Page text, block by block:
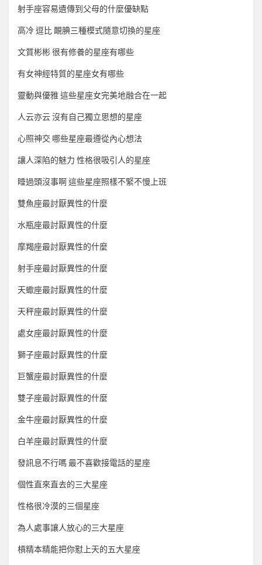
射手座容易遺傳到父母的什麼優缺點
高冷 逗比 靦腆三種模式隨意切換的星座
文質彬彬 很有修養的星座有哪些
有女神經特質的星座女有哪些
靈動與優雅 這些星座女完美地融合在一起
人云亦云 沒有自己獨立思想的星座
心照神交 哪些星座最遵從內心想法
讓人深陷的魅力 性格很吸引人的星座
睡過頭沒事啊 這些星座照樣不緊不慢上班
雙魚座最討厭異性的什麼
水瓶座最討厭異性的什麼
摩羯座最討厭異性的什麼
射手座最討厭異性的什麼
天蠍座最討厭異性的什麼
天秤座最討厭異性的什麼
處女座最討厭異性的什麼
獅子座最討厭異性的什麼
巨蟹座最討厭異性的什麼
雙子座最討厭異性的什麼
金牛座最討厭異性的什麼
白羊座最討厭異性的什麼
發訊息不行嗎 最不喜歡接電話的星座
個性直來直去的三大星座
性格很冷漠的三個星座
為人處事讓人放心的三大星座
槓精本精能把你懟上天的五大星座